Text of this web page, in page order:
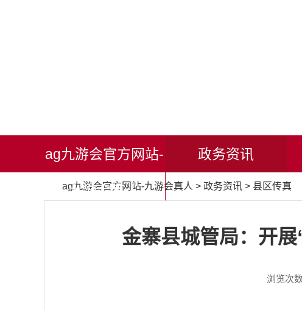
ag九游会官方网站-
九游会真人
政务资讯
ag九游会官方网站-九游会真人 > 政务资讯 > 县区传真
金寨县城管局：开
浏览次数